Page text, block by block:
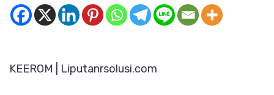
KEEROM | Liputanrsolusi.com